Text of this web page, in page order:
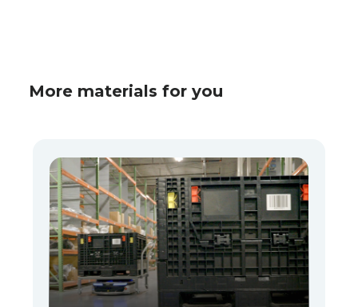
More materials for you